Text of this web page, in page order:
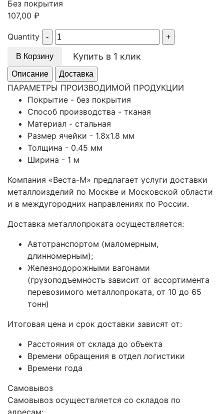
Без покрытия
107,00 ₽
Quantity
В Корзину Купить в 1 клик
Описание Доставка
ПАРАМЕТРЫ ПРОИЗВОДИМОЙ ПРОДУКЦИИ
Покрытие - без покрытия
Способ производства - тканая
Материал - стальная
Размер ячейки - 1.8x1.8 мм
Толщина - 0.45 мм
Ширина - 1 м
Компания «Веста-М» предлагает услуги доставки
металлоизделий по Москве и Московской области
и в междугородних направлениях по России.
Доставка металлопроката осуществляется:
Автотранспортом (маломерным,
длинномерным);
Железнодорожными вагонами
(грузоподъемность зависит от ассортимента
перевозимого металлопроката, от 10 до 65
тонн)
Итоговая цена и срок доставки зависят от:
Расстояния от склада до объекта
Времени обращения в отдел логистики
Времени года
Самовывоз
Самовывоз осуществляется со складов по
адресам: